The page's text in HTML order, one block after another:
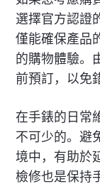
選擇官方認證
僅能確保產品
的購物體驗。
前預訂，以免
在手錶的日常
不可少的。避
境中，有助於
檢修也是保持